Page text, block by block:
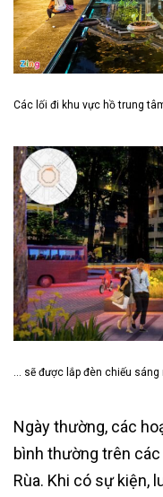
Các lối đi khu vực hồ trung
… sẽ được lắp đèn chiếu sáng
Ngày thường, các
bình thường trên
Rùa. Khi có sự kiện,